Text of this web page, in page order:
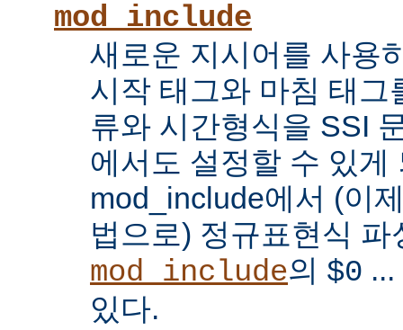
mod_include
새로운 지시어를 사용
시작 태그와 마침 태그
류와 시간형식을 SSI
에서도 설정할 수 있게
mod_include에서 (이
법으로) 정규표현식
mod_include의 $0 ...
있다.